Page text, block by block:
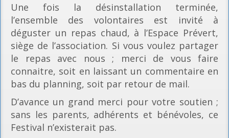
Une fois la désinstallation terminée,
l’ensemble des volontaires est invité à
déguster un repas chaud, à l’Espace Prévert,
siège de l’association. Si vous voulez partager
le repas avec nous ; merci de vous faire
connaitre, soit en laissant un commentaire en
bas du planning, soit par retour de mail.
D’avance un grand merci pour votre soutien ;
sans les parents, adhérents et bénévoles, ce
Festival n’existerait pas.